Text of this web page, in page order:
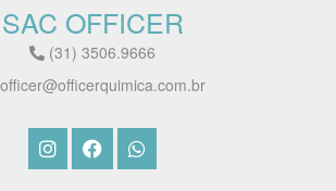
SAC OFFICER
(31) 3506.9666